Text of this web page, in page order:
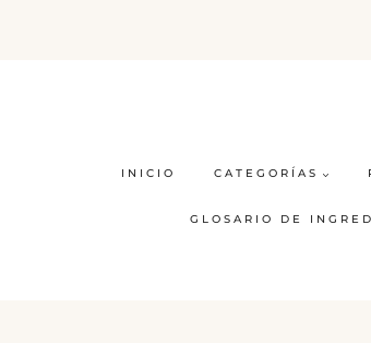
INICIO CATEGORÍAS
GLOSARIO DE